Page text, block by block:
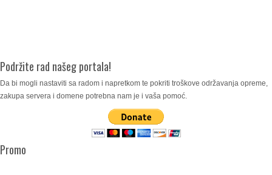
Podržite rad našeg portala!
Da bi mogli nastaviti sa radom i napretkom te pokriti troškove održavanja opreme,
zakupa servera i domene potrebna nam je i vaša pomoć.
Promo